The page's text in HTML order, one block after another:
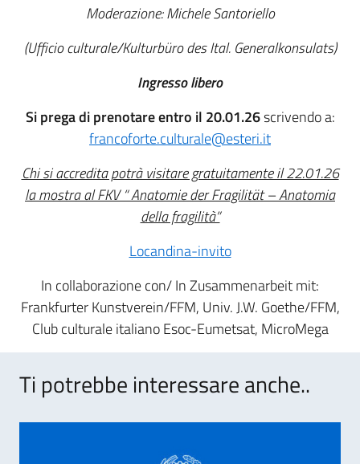
Moderazione: Michele Santoriello
(Ufficio culturale/Kulturbüro des Ital. Generalkonsulats)
Ingresso libero
Si prega di prenotareentro il 20.01.26scrivendo a:
francoforte.culturale@esteri.it
Chi si accredita potrà visitare gratuitamente il 22.01.26
la mostra al FKV “ Anatomie der Fragilität – Anatomia
della fragilità”
Locandina-invito
In collaborazione con/ In Zusammenarbeit mit:
Frankfurter Kunstverein/FFM, Univ. J.W. Goethe/FFM,
Club culturale italiano Esoc-Eumetsat, MicroMega
Ti potrebbe interessare anche..